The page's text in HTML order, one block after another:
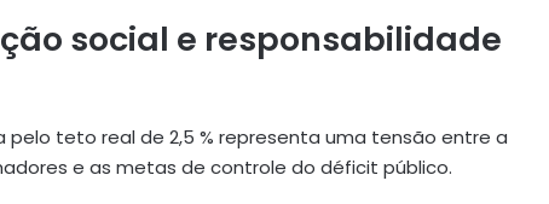
social e responsabilidade
teto real de 2,5 % representa uma tensão entre a
e as metas de controle do déficit público.